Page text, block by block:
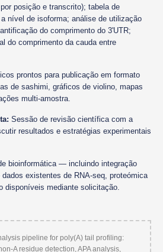
posição e transcrito); tabela de
nível de isoforma; análise de utilização
do comprimento do 3'UTR;
do comprimento da cauda entre
prontos para publicação em formato
de sashimi, gráficos de violino, mapas
multi-amostra.
Sessão de revisão científica com a
resultados e estratégias experimentais
bioinformática — incluindo integração
existentes de RNA-seq, proteómica
disponíveis mediante solicitação.